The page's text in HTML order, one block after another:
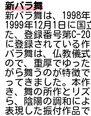
新バラ舞
新バラ舞は、1998
1999年12月1日に
た、登録番号第C-
に登録されている
バラ舞は、仏教儀
ので、重厚でゆっ
がら舞うのが特徴
ってきました。本
き、舞の所作とリ
ら、陰陽の調和に
表現した振付作品で